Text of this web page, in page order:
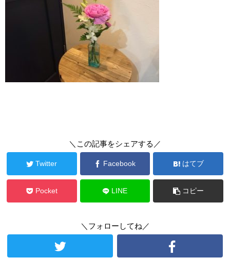
＼この記事をシェアする／
Twitter Facebook はてブ
Pocket LINE コピー
＼フォローしてね／